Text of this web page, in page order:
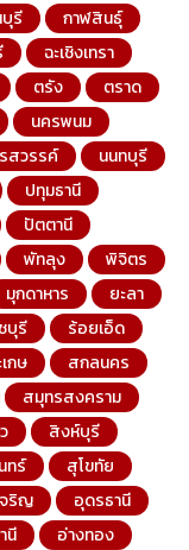
รี
กาฬสินธุ์
ฉะเชิงเทรา
ตรัง
ตราด
นครพนม
สวรรค์
นนทบุรี
ปทุมธานี
ปัตตานี
พัทลุง
พิจิตร
มุกดาหาร
ยะลา
บุรี
ร้อยเอ็ด
กษ
สกลนคร
สมุทรสงคราม
สิงห์บุรี
ทร์
สุโขทัย
จริญ
อุดรธานี
นี
อ่างทอง